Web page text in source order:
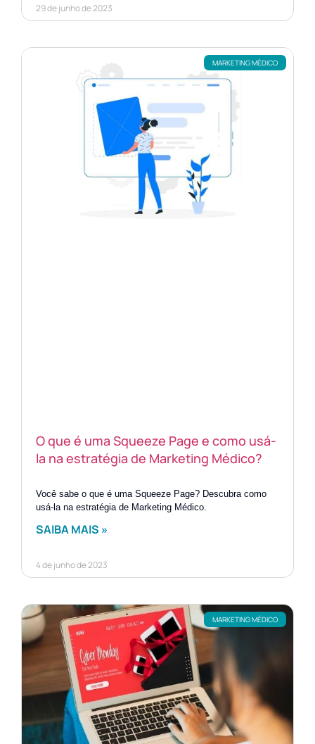
29 de junho de 2023
MARKETING MÉDICO
O que é uma Squeeze Page e como usá-
la na estratégia de Marketing Médico?
Você sabe o que é uma Squeeze Page? Descubra como
usá-la na estratégia de Marketing Médico.
SAIBA MAIS »
4 de junho de 2023
MARKETING MÉDICO